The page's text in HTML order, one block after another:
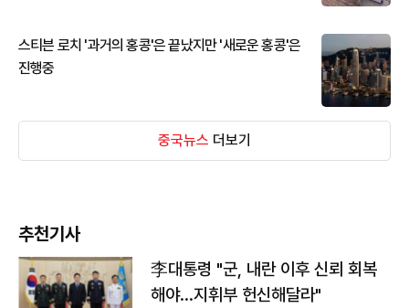
스티븐 로치 '과거의 홍콩'은 끝났지만 '새로운 홍콩'은
진행중
중국뉴스 더보기
추천기사
李대통령 "군, 내란 이후 신뢰 회복
해야…지휘부 헌신해달라"